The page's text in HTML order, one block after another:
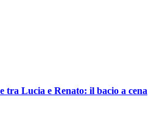
Lucia e Renato: il bacio a cena